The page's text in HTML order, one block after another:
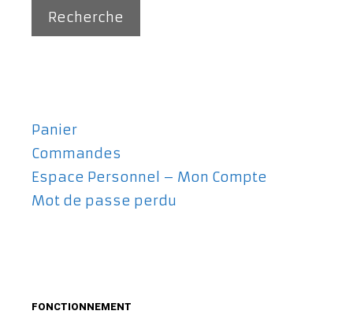
Recherche
Panier
Commandes
Espace Personnel – Mon Compte
Mot de passe perdu
FONCTIONNEMENT